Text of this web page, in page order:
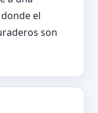
el
son